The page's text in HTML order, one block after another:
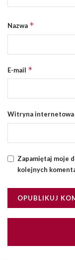
Nazwa *
E-mail *
Witryna internetowa
Zapamiętaj moje
kolejnych